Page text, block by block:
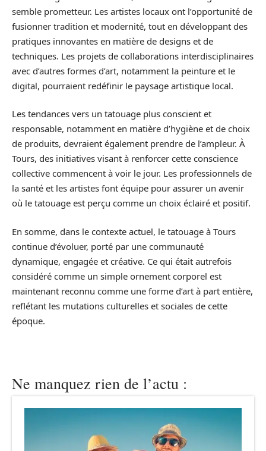
semble prometteur. Les artistes locaux ont l’opportunité de
fusionner tradition et modernité, tout en développant des
pratiques innovantes en matière de designs et de
techniques. Les projets de collaborations interdisciplinaires
avec d’autres formes d’art, notamment la peinture et le
digital, pourraient redéfinir le paysage artistique local.
Les tendances vers un tatouage plus conscient et
responsable, notamment en matière d’hygiène et de choix
de produits, devraient également prendre de l’ampleur. À
Tours, des initiatives visant à renforcer cette conscience
collective commencent à voir le jour. Les professionnels de
la santé et les artistes font équipe pour assurer un avenir
où le tatouage est perçu comme un choix éclairé et positif.
En somme, dans le contexte actuel, le tatouage à Tours
continue d’évoluer, porté par une communauté
dynamique, engagée et créative. Ce qui était autrefois
considéré comme un simple ornement corporel est
maintenant reconnu comme une forme d’art à part entière,
reflétant les mutations culturelles et sociales de cette
époque.
Ne manquez rien de l’actu :